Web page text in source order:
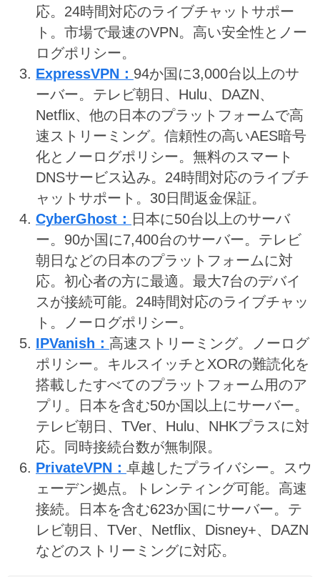
応。24時間対応のライブチャットサポー
ト。市場で最速のVPN。高い安全性とノー
ログポリシー。
ExpressVPN： 94か国に3,000台以上のサ
ーバー。テレビ朝日、Hulu、DAZN、
Netflix、他の日本のプラットフォームで高
速ストリーミング。信頼性の高いAES暗号
化とノーログポリシー。無料のスマート
DNSサービス込み。24時間対応のライブチ
ャットサポート。30日間返金保証。
CyberGhost： 日本に50台以上のサーバ
ー。90か国に7,400台のサーバー。テレビ
朝日などの日本のプラットフォームに対
応。初心者の方に最適。最大7台のデバイ
スが接続可能。24時間対応のライブチャッ
ト。ノーログポリシー。
IPVanish： 高速ストリーミング。ノーログ
ポリシー。キルスイッチとXORの難読化を
搭載したすべてのプラットフォーム用のア
プリ。日本を含む50か国以上にサーバー。
テレビ朝日、TVer、Hulu、NHKプラスに対
応。同時接続台数が無制限。
PrivateVPN： 卓越したプライバシー。スウ
ェーデン拠点。トレンティング可能。高速
接続。日本を含む623か国にサーバー。テ
レビ朝日、TVer、Netflix、Disney+、DAZN
などのストリーミングに対応。